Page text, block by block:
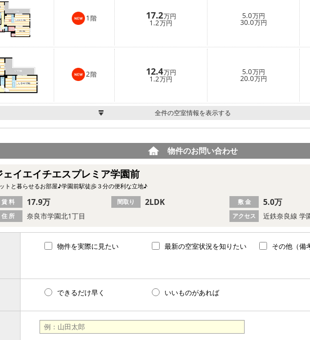
1 階 17.2万円
1.2万円
5.0万円
30.0万円
2階 12.4万円
1.2万円
5.0万円
20.0万円
全件の空室情報を表示する
物件のお問い合わせ
ェイエイチエスプレミア学園前
トと暮らせるお部屋♪学園前駅徒歩３分の便利な立地♪
住 所 奈良市学園北1丁目 アクセス 近鉄奈良線 学
賃 料 17.9万 間取り 2LDK 敷 金 5.0万
物件を実際に見たい 最新の空室状況を知りたい その他（備
できるだけ早く いいものがあれば